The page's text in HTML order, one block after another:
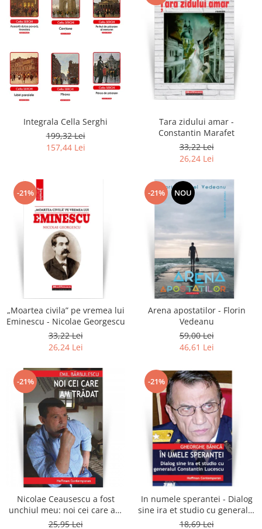
Integrala Cella Serghi
199,32 Lei
157,44 Lei
Tara zidului amar -
Constantin Marafet
33,22 Lei
26,24 Lei
-21%
„Moartea civila” pe vremea lui
Eminescu - Nicolae Georgescu
33,22 Lei
26,24 Lei
-21% NOU
Arena apostatilor - Florin
Vedeanu
59,00 Lei
46,61 Lei
-21%
Nicolae Ceausescu a fost
unchiul meu: noi cei care am
tradat - Emil Barbulescu
25,95 Lei
-21%
In numele sperantei - Dialog
sine ira et studio cu generalul
Constantin Lucescu -
18,69 Lei